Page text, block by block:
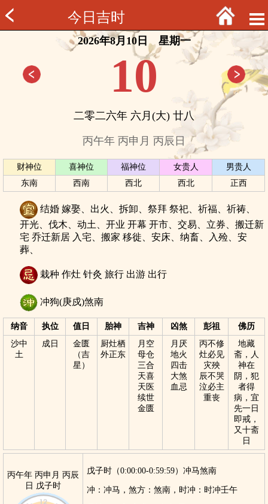
今日吉时
2026年8月10日 星期一
10
二零二六年 六月(大) 廿八
丙午年 丙申月 丙辰日
财神位 喜神位 福神位 女贵人
男贵人
东南
西南 西北 西北 正西
结婚 嫁娶、出火、拆卸、祭拜 祭祀、祈福、祈祷、
开光、伐木、动土、开业 开幕 开市、交易、立券、搬迁新
宅 乔迁新居 入宅、搬家 移徙、安床、纳畜、入殓、安
葬、
栽种 作灶 针灸 旅行 出游 出行
冲狗(庚戍)煞南
纳音 执位 值日 胎神 吉神 凶煞 彭祖
佛历
沙中
土
成日
金匮
（吉
星）
厨灶栖
外正东
月空
母仓
三合
天喜
天医
续世
金匮
月厌
地火
四击
大煞
血忌
丙不修
灶必见
灾殃
辰不哭
泣必主
重丧
地藏
斋，人
神在
阴，犯
者得
病，宜
先一日
即戒，
又十斋
日
丙午年 丙申月 丙辰
日 戊子时
戊子时（0:00:00-0:59:59）冲马煞南
冲： 冲马， 煞方： 煞南， 时冲： 时冲壬午